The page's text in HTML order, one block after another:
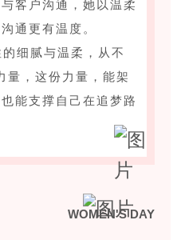
客户沟通，她以温柔
通更有温度。
细腻与温柔，从不
量，这份力量，能架
能支撑自己在追梦路
WOMEN'S DAY